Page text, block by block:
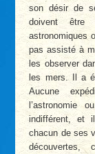
son désir de
doivent être
astronomiques
pas assisté à
les observer
les mers. Il a
Aucune
l’astronomie
indifférent, et
chacun de ses